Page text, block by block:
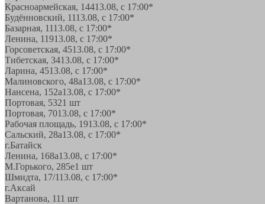
Красноармейская, 14413.08, с 17:00*
Будённовский, 1113.08, с 17:00*
Базарная, 1113.08, с 17:00*
Ленина, 11913.08, с 17:00*
Горсоветская, 4513.08, с 17:00*
Тибетская, 3413.08, с 17:00*
Ларина, 4513.08, с 17:00*
Малиновского, 48а13.08, с 17:00*
Нансена, 152а13.08, с 17:00*
Портовая, 5321 шт
Портовая, 7013.08, с 17:00*
Рабочая площадь, 1913.08, с 17:00*
Сальский, 28a13.08, с 17:00*
г.Батайск
Ленина, 168а13.08, с 17:00*
М.Горького, 285е1 шт
Шмидта, 17/113.08, с 17:00*
г.Аксай
Вартанова, 111 шт